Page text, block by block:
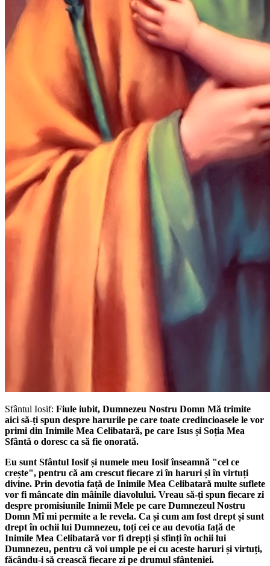
Sfântul Iosif: Fiule iubit, Dumnezeu Nostru Domn Mă trimite
aici să-ți spun despre harurile pe care toate credincioasele le vor
primi din Inimile Mea Celibatară, pe care Isus și Soția Mea
Sfântă o doresc ca să fie onorată.
Eu sunt Sfântul Iosif și numele meu Iosif înseamnă "cel ce
crește", pentru că am crescut fiecare zi în haruri și în virtuți
divine. Prin devotia față de Inimile Mea Celibatară multe suflete
vor fi mâncate din mâinile diavolului. Vreau să-ți spun fiecare zi
despre promisiunile Inimii Mele pe care Dumnezeul Nostru
Domn Mî mi permite a le revela. Ca și cum am fost drept și sunt
drept în ochii lui Dumnezeu, toți cei ce au devotia față de
Inimile Mea Celibatară vor fi drepți și sfinți în ochii lui
Dumnezeu, pentru că voi umple pe ei cu aceste haruri și virtuți,
făcându-i să crească fiecare zi pe drumul sfânteniei.